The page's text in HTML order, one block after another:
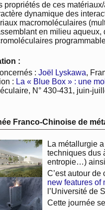
propriétés de ces
dynamique des
macromoléculaires
en milieu
:
: Joël Lyskawa,
: La « Blue Box » : une
N° 430-431, juin-
Franco-Chinoise de
La métallurgie
techniques dus
entropie…) ainsi
C’est autour de
new features of
l’Université de
Cette journée